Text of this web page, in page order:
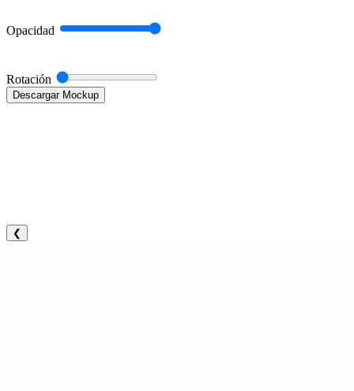
Opacidad
Rotación
Descargar Mockup
❮